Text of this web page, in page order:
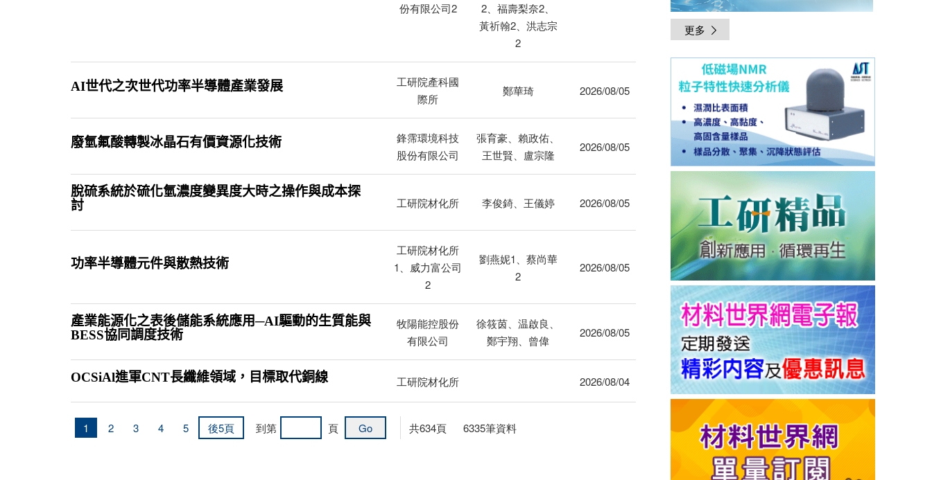
份有限公司2
2、福壽梨奈2、
黃祈翰2、洪志宗
2
AI世代之次世代功率半導體產業發展
工研院產科國
際所
鄭華琦 2026/08/05
廢氫氟酸轉製冰晶石有價資源化技術
鋒霈環境科技
股份有限公司
張育豪、賴政佑、
王世賢、盧宗隆
2026/08/05
脫硫系統於硫化氫濃度變異度大時之操作與成本探
討
工研院材化所 李俊錡、王儀婷 2026/08/05
功率半導體元件與散熱技術
工研院材化所
1、威力富公司
2
劉燕妮1、蔡尚華
2
2026/08/05
產業能源化之表後儲能系統應用─AI驅動的生質能與
BESS協同調度技術
牧陽能控股份
有限公司
徐筱茵、温啟良、
鄭宇翔、曾偉
2026/08/05
OCSiAl進軍CNT長纖維領域，目標取代銅線 工研院材化所 2026/08/04
1 2 3 4 5 後5頁 到第 頁 共634頁 6335筆資料
更多